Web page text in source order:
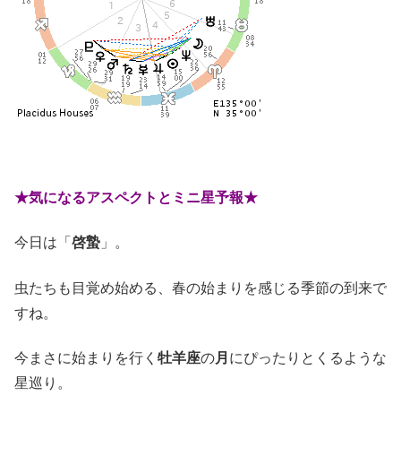
★気になるアスペクトとミニ星予報★
今日は「 啓蟄 」。
虫たちも目覚め始める、春の始まりを感じる季節の到来で
すね。
今まさに始まりを行く 牡羊座の月 にぴったりとくるような
星巡り。